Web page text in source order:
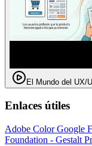
El Mundo del UX/
Enlaces útiles
Adobe ColorGoogle
Foundation - Gestalt